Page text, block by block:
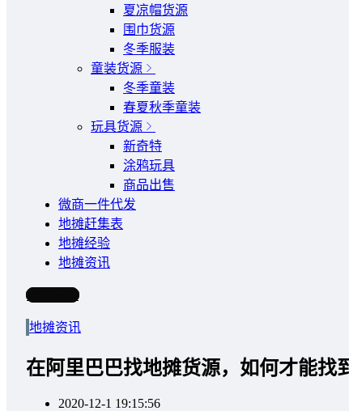
夏凉帽货源
围巾货源
冬季服装
童装货源
冬季童装
春夏秋季童装
玩具货源
新奇特
涂鸦玩具
商品出售
微商一件代发
地摊赶集表
地摊经验
地摊资讯
写文章
地摊资讯
在阿里巴巴找地摊货源，如何才能找
2020-12-1 19:15:56